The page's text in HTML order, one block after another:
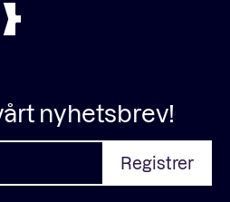
nyhetsbrev!